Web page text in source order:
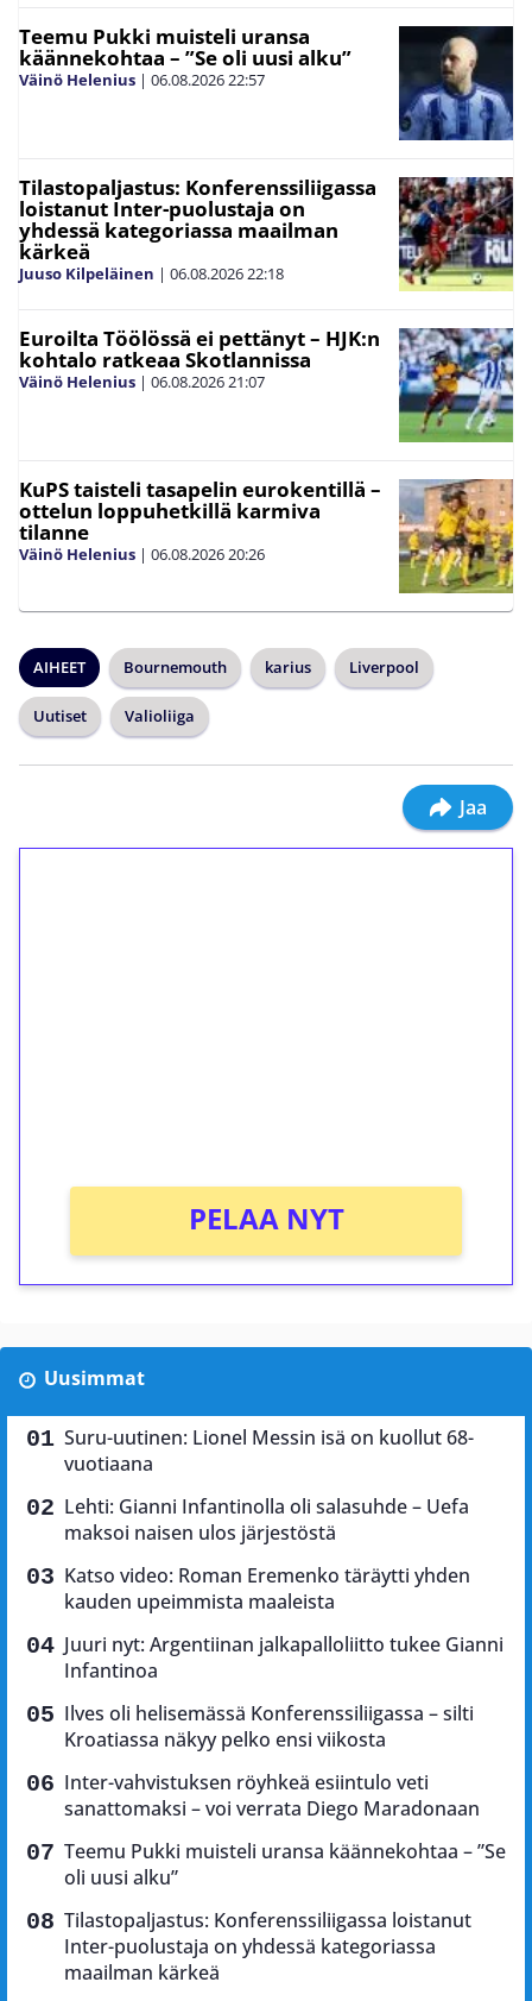
Teemu Pukki muisteli uransa
käännekohtaa – ”Se oli uusi alku”
Väinö Helenius | 06.08.202622:57
Tilastopaljastus: Konferenssiliigassa
loistanut Inter-puolustaja on
yhdessä kategoriassa maailman
kärkeä
Juuso Kilpeläinen | 06.08.202622:18
Euroilta Töölössä ei pettänyt – HJK:n
kohtalo ratkeaa Skotlannissa
Väinö Helenius | 06.08.202621:07
KuPS taisteli tasapelin eurokentillä –
ottelun loppuhetkillä karmiva
tilanne
Väinö Helenius | 06.08.202620:26
AIHEET Bournemouth karius Liverpool
Uutiset Valioliiga
Jaa
PELAA NYT
Uusimmat
Suru-uutinen: Lionel Messin isä on kuollut 68-
vuotiaana
Lehti: Gianni Infantinolla oli salasuhde – Uefa
maksoi naisen ulos järjestöstä
Katso video: Roman Eremenko täräytti yhden
kauden upeimmista maaleista
Juuri nyt: Argentiinan jalkapalloliitto tukee Gianni
Infantinoa
Ilves oli helisemässä Konferenssiliigassa – silti
Kroatiassa näkyy pelko ensi viikosta
Inter-vahvistuksen röyhkeä esiintulo veti
sanattomaksi – voi verrata Diego Maradonaan
Teemu Pukki muisteli uransa käännekohtaa – ”Se
oli uusi alku”
Tilastopaljastus: Konferenssiliigassa loistanut
Inter-puolustaja on yhdessä kategoriassa
maailman kärkeä